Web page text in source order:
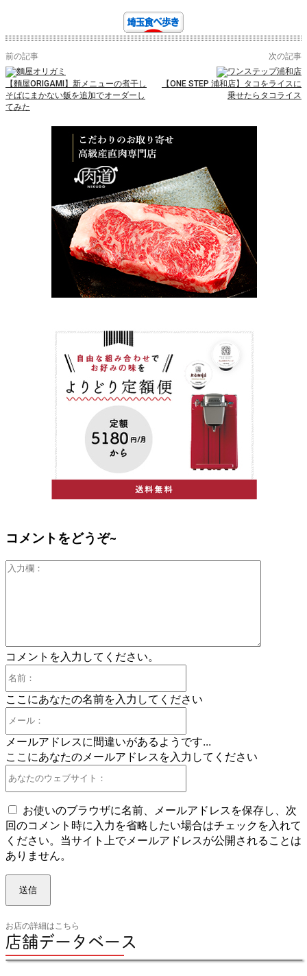
前の記事
【麵屋ORIGAMI】新メニューの煮干し
そばにまかない飯を追加でオーダーし
てみた
次の記事
【ONE STEP 浦和店】タコをライスに
乗せたらタコライス
コメントをどうぞ~
コメントを入力してください。
ここにあなたの名前を入力してください
ル：
メールアドレスに間違いがあるようです...
ここにあなたのメールアドレスを入力してください
の
ウ
ェ
お使いのブラウザに名前、メールアドレスを保存し、次
回のコメント時に入力を省略したい場合はチェックを入れて
ください。当サイト上でメールアドレスが公開されることは
ありません。
店舗データベース
お店の詳細はこちら